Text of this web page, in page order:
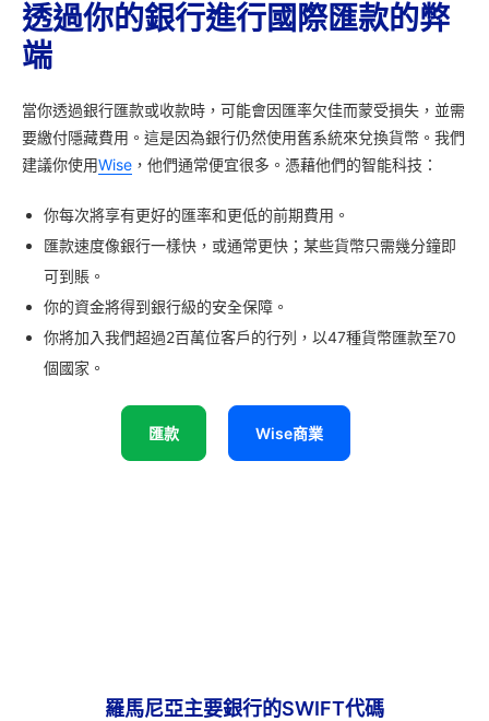
透過你的銀行進行國際匯款的弊
端
當你透過銀行匯款或收款時，可能會因匯率欠佳而蒙受損失，並需
要繳付隱藏費用。這是因為銀行仍然使用舊系統來兌換貨幣。我們
建議你使用Wise ，他們通常便宜很多。憑藉他們的智能科技：
你每次將享有更好的匯率和更低的前期費用。
匯款速度像銀行一樣快，或通常更快；某些貨幣只需幾分鐘即
可到賬。
你的資金將得到銀行級的安全保障。
你將加入我們超過2百萬位客戶的行列，以47種貨幣匯款至70
個國家。
匯款 Wise商業
羅馬尼亞主要銀行的SWIFT代碼